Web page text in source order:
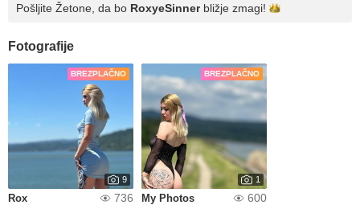
Pošljite Žetone, da bo RoxyeSinner bližje zmagi!
Fotografije
BREZPLAČNO
9
Rox 736
BREZPLAČNO
1
My Photos
600